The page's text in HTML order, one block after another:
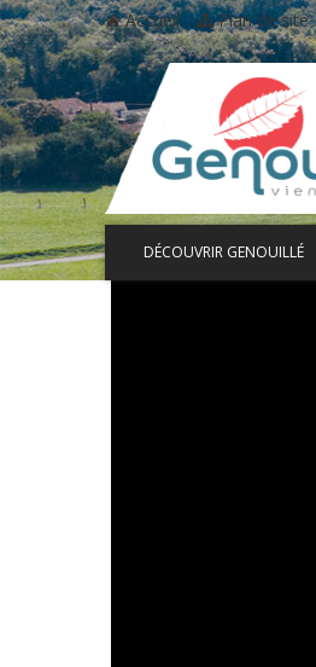
Accueil Plan de site
DÉCOUVRIR GENOUILLÉ